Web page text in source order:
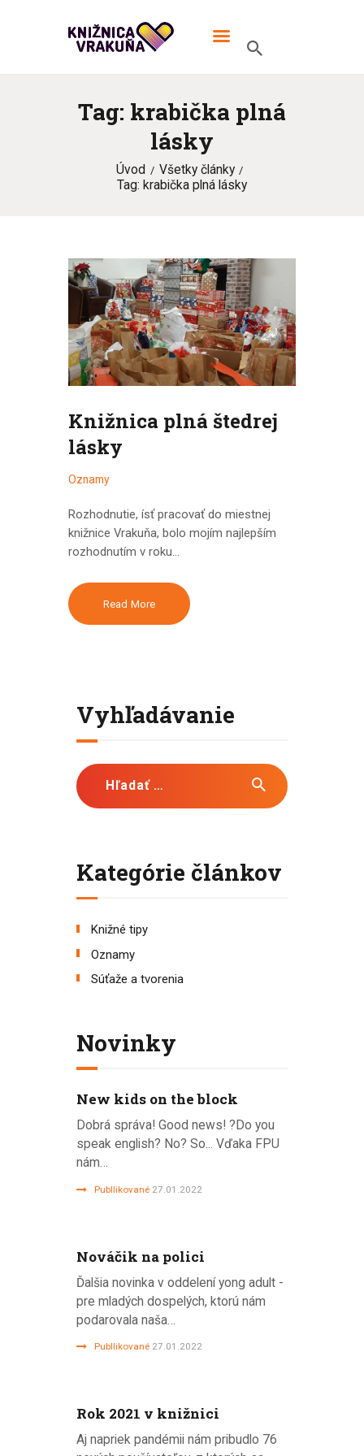
Tag: krabička plná
lásky
Úvod
Všetky články
Tag: krabička plná lásky
MIESTNA KNIŽNICA VRAKUŇA
V knižnici TO žije!
ÚVOD
ONLINE KATALÓG
MIESTNA KNIŽNICA
Knižnica plná štedrej
lásky
Oznamy
Rozhodnutie, ísť pracovať do miestnej
knižnice Vrakuňa, bolo mojím najlepším
rozhodnutím v roku…
Read More
Vyhľadávanie
Hľadať:
Kategórie článkov
Knižné tipy
Oznamy
Súťaže a tvorenia
Novinky
New kids on the block
Dobrá správa! Good news! ?Do you
speak english? No? So... Vďaka FPU
nám…
Publlikované 27.01.2022
Nováčik na polici
Ďalšia novinka v oddelení yong adult -
pre mladých dospelých, ktorú nám
podarovala naša…
Publlikované 27.01.2022
Rok 2021 v knižnici
Aj napriek pandémii nám pribudlo 76